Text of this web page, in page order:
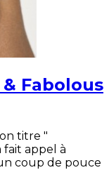
Fabolous
titre "
fait appel à
coup de pouce